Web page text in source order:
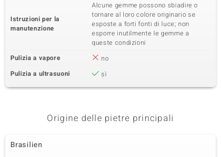
Istruzioni per la
manutenzione
Alcune gemme possono sbiadire o
tornare al loro colore originario se
esposte a forti fonti di luce; non
esporre inutilmente le gemme a
queste condizioni
Pulizia a vapore
no
Pulizia a ultrasuoni
sì
Origine delle pietre principali
Brasilien